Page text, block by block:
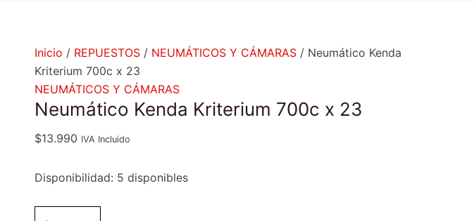
Inicio / REPUESTOS / NEUMÁTICOS Y CÁMARAS / Neumático Kenda
Kriterium 700c x 23
NEUMÁTICOS Y CÁMARAS
Neumático Kenda Kriterium 700c x 23
$13.990 IVA Incluido
Disponibilidad: 5 disponibles